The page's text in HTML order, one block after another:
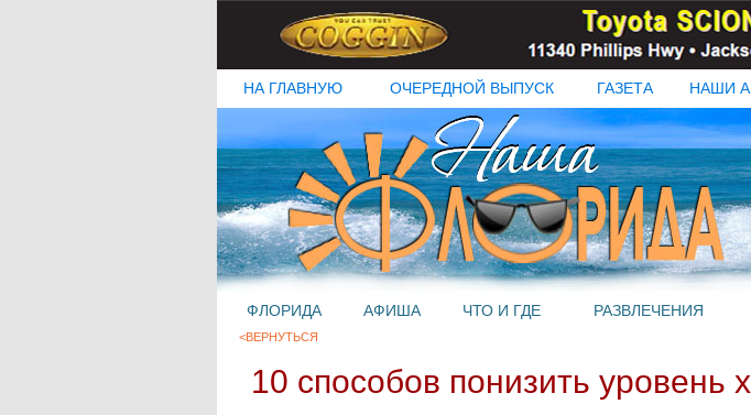
НА ГЛАВНУЮ ОЧЕРЕДНОЙ ВЫПУСК ГАЗЕТА НАШИ
ФЛОРИДА АФИША ЧТО И ГДЕ РАЗВЛЕЧЕНИЯ
<ВЕРНУТЬСЯ
10 способов понизить уровень